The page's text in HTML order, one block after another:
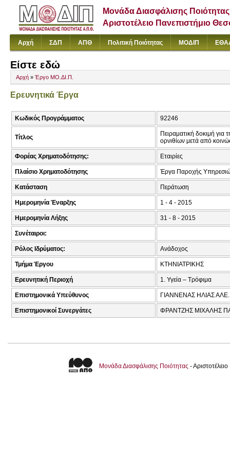
Μονάδα Διασφάλισης Ποιότητας
Αριστοτέλειο Πανεπιστήμιο
Αρχή ΣΔΠ ΑΠΘ Πολιτική Ποιότητας ΜΟΔΙΠ
Είστε εδώ
Αρχή » Έργο ΜΟ.ΔΙ.Π.
Ερευνητικά Έργα
Κωδικός Προγράμματος 92246
Τίτλος
Πειραματική δοκιμή
ορνιθίων μετά από
Φορέας Χρηματοδότησης: Εταιρίες
Πλαίσιο Χρηματοδότησης Έργα Παροχής
Κατάσταση Περάτωση
Ημερομηνία Έναρξης 1 - 4 - 2015
Ημερομηνία Λήξης 31 - 8 - 2015
Συνέταιροι:
Ρόλος Ιδρύματος: Ανάδοχος
Τμήμα Έργου ΚΤΗΝΙΑΤΡΙΚΗΣ
Ερευνητική Περιοχή 1. Υγεία – Τρόφιμα
Επιστημονικά Υπεύθυνος ΓΙΑΝΝΕΝΑΣ ΗΛΙΑΣ ΑΛΕ.
Επιστημονικοί Συνεργάτες ΦΡΑΝΤΖΗΣ ΜΙΧΑΛΗΣ
Μονάδα Διασφάλισης Ποιότητας -